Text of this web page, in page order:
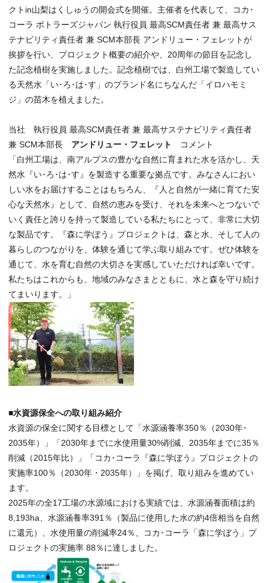
クトin山梨はくしゅうの開会式を開催。主催者を代表して、コカ･
コーラ ボトラーズジャパン 執行役員 最高SCM責任者 兼 最高サス
テナビリティ責任者 兼 SCM本部長 アンドリュー・フェレットが
挨拶を行い、プロジェクト概要の紹介や、20周年の節目を記念し
た記念植樹を実施しました。記念植樹では、白州工場で製造してい
る天然水「い･ろ･は･す」のブランド名にちなんだ「イロハモミ
ジ」の苗木を植えました。
当社 執行役員 最高SCM責任者 兼 最高サステナビリティ責任者
兼 SCM本部長 アンドリュー・フェレット
コメント
「白州工場は、南アルプスの豊かな自然に育まれた水を活かし、天
然水『い･ろ･は･す』を製造する重要な拠点です。みなさんにおい
しい水をお届けすることはもちろん、『人と自然が一緒に育てた安
心な天然水』として、自然の恵みを受け、それを未来へとつないで
いく責任と誇りを持って製造している私たちにとって、非常に大切
な製品です。『森に学ぼう』プロジェクトは、森と水、そして人の
暮らしのつながりを、体験を通じて学ぶ取り組みです。ぜひ体験を
通じて、水を育む自然の大切さを実感していただければ幸いです。
私たちはこれからも、地域のみなさまとともに、水と森を守り続け
てまいります。」
■水資源保全への取り組み紹介
水資源の保全に関する目標として「水源涵養率350％（2030年･
2035年）」「2030年までに水使用量30%削減、2035年までに35％
削減（2015年比）」「コカ･コーラ『森に学ぼう』プロジェクトの
実施率100％（2030年・2035年）」を掲げ、取り組みを進めてい
ます。
2025年の全17工場の水源域における実績では、水源涵養面積は約
8,193ha、水源涵養率391％（製品に使用した水の約4倍相当を自然
に還元）、水使用量の削減率24％、コカ･コーラ「森に学ぼう」プ
ロジェクトの実施率 88％に達しました。